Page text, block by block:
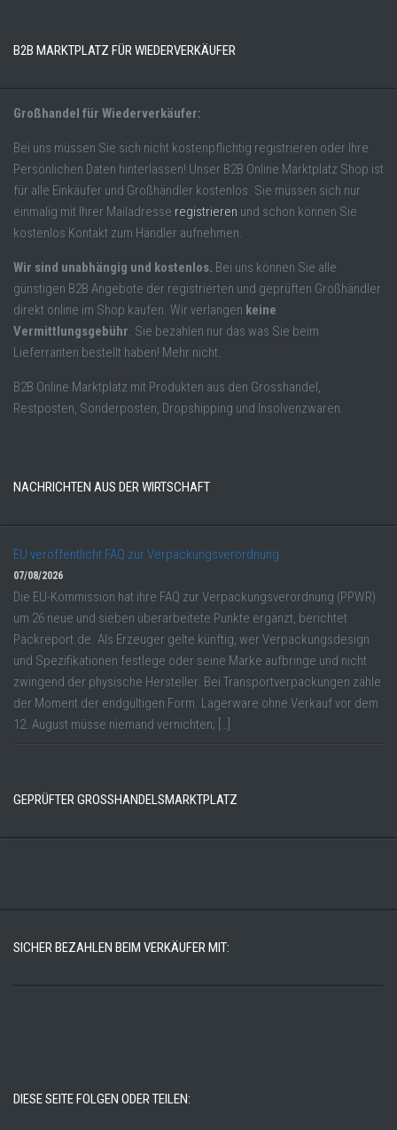
B2B MARKTPLATZ FÜR WIEDERVERKÄUFER
Großhandel für Wiederverkäufer:
Bei uns müssen Sie sich nicht kostenpflichtig registrieren oder Ihre
Persönlichen Daten hinterlassen! Unser B2B Online Marktplatz Shop ist
für alle Einkäufer und Großhändler kostenlos. Sie müssen sich nur
einmalig mit Ihrer Mailadresse registrieren und schon können Sie
kostenlos Kontakt zum Händler aufnehmen.
Wir sind unabhängig und kostenlos. Bei uns können Sie alle
günstigen B2B Angebote der registrierten und geprüften Großhändler
direkt online im Shop kaufen. Wir verlangen keine
Vermittlungsgebühr. Sie bezahlen nur das was Sie beim
Lieferranten bestellt haben! Mehr nicht.
B2B Online Marktplatz mit Produkten aus den Grosshandel,
Restposten, Sonderposten, Dropshipping und Insolvenzwaren.
NACHRICHTEN AUS DER WIRTSCHAFT
EU veröffentlicht FAQ zur Verpackungsverordnung
07/08/2026
Die EU-Kommission hat ihre FAQ zur Verpackungsverordnung (PPWR)
um 26 neue und sieben überarbeitete Punkte ergänzt, berichtet
Packreport.de. Als Erzeuger gelte künftig, wer Verpackungsdesign
und Spezifikationen festlege oder seine Marke aufbringe und nicht
zwingend der physische Hersteller. Bei Transportverpackungen zähle
der Moment der endgültigen Form. Lagerware ohne Verkauf vor dem
12. August müsse niemand vernichten; […]
GEPRÜFTER GROSSHANDELSMARKTPLATZ
SICHER BEZAHLEN BEIM VERKÄUFER MIT:
DIESE SEITE FOLGEN ODER TEILEN: